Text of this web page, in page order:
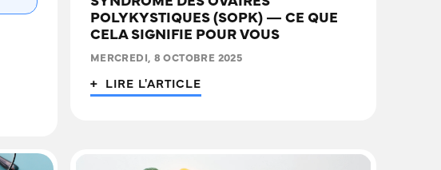
SYNDROME DES OVAIRES
POLYKYSTIQUES (SOPK) — CE QUE
CELA SIGNIFIE POUR VOUS
MERCREDI, 8 OCTOBRE 2025
+ LIRE L'ARTICLE